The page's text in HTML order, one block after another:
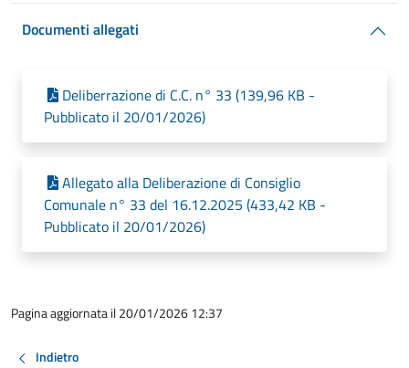
Documenti allegati
Deliberrazione di C.C. n° 33 (139,96 KB -
Pubblicato il 20/01/2026)
Allegato alla Deliberazione di Consiglio
Comunale n° 33 del 16.12.2025 (433,42 KB -
Pubblicato il 20/01/2026)
Pagina aggiornata il 20/01/2026 12:37
Indietro